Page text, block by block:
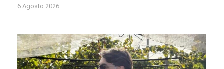
6 Agosto 2026